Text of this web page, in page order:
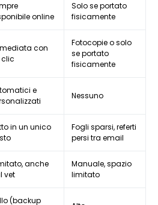
online
Solo se portato
fisicamente
con
Fotocopie o solo
se portato
fisicamente
e
Nessuno
in un unico
Fogli sparsi, referti
persi tra email
anche
vet
Manuale, spazio
limitato
(backup